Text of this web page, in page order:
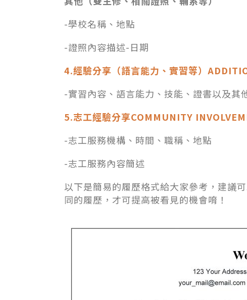
-學校名稱、地點
-證照內容描述-日期
4.經驗分享（語言能力、實習等）
-實習內容、語言能力、技能、證書以及其
5.志工經驗分享COMMUNITY
-志工服務機構、時間、職稱、地點
-志工服務內容簡述
以下是簡易的履歷格式給大家參考，建議
同的履歷，才可提高被看見的機會唷！